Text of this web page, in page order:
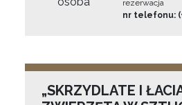
rezerwacja
nr telefonu:
„SKRZYDLATE I